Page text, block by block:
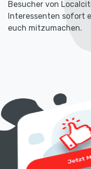
Besucher von
Interessenten sofort
euch mitzumachen.